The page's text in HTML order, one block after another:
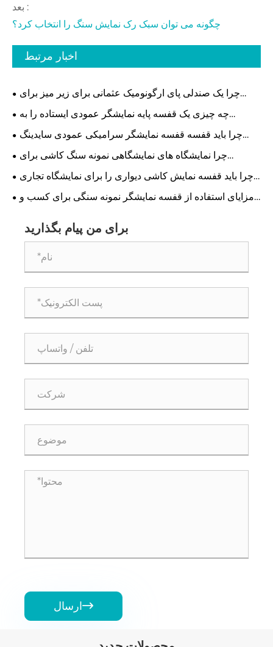
بعد :
چگونه می توان سبک رک نمایش سنگ را انتخاب کرد؟
اخبار مرتبط
چرا یک صندلی پای ارگونومیک عثمانی برای زیر میز برای
راحتی اداری مدرن ضروری است؟
چه چیزی یک قفسه پایه نمایشگر عمودی ایستاده را به
موثرترین راه حل برای فضاهای خرده فروشی و نمایشگاهی
مدرن تبدیل می کند
چرا باید قفسه قفسه نمایشگر سرامیکی عمودی سایدینگ
فلزی را برای فروشگاه خود انتخاب کنید؟
چرا نمایشگاه های نمایشگاهی نمونه سنگ کاشی برای
نمایشگاه های مدرن ضروری هستند
چرا باید قفسه نمایش کاشی دیواری را برای نمایشگاه تجاری
انتخاب کنید تا غرفه خود را تقویت کنید
مزایای استفاده از قفسه نمایشگر نمونه سنگی برای کسب و
برای من پیام بگذارید
ارسال